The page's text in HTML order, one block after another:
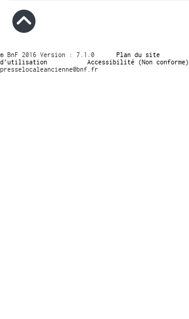
© BnF 2016 Version : 7.1.0 Plan du site
d’utilisation
Accessibilité (Non conforme)
presselocaleancienne@bnf.fr